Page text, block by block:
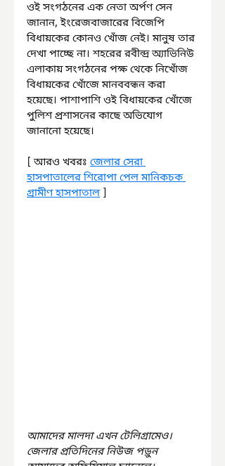
ওই সংগঠনের এক নেতা অর্পণ সেন
জানান, ইংরেজবাজারের বিজেপি
বিধায়কের কোনও খোঁজ নেই। মানুষ তার
দেখা পাচ্ছে না। শহরের রবীন্দ্র অ্যাভিনিউ
এলাকায় সংগঠনের পক্ষ থেকে নিখোঁজ
বিধায়কের খোঁজে মানববন্ধন করা
হয়েছে। পাশাপাশি ওই বিধায়কের খোঁজে
পুলিশ প্রশাসনের কাছে অভিযোগ
জানানো হয়েছে।
[ আরও খবরঃ জেলার সেরা
হাসপাতালের শিরোপা পেল মানিকচক
গ্রামীণ হাসপাতাল ]
আমাদের মালদা এখন টেলিগ্রামেও।
জেলার প্রতিদিনের নিউজ পড়ুন